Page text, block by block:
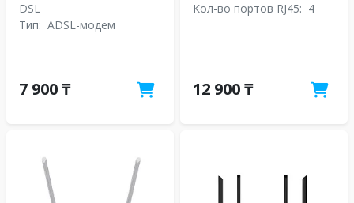
DSL
Тип: ADSL-модем
7 900 ₸
Кол-во портов RJ45: 4
12 900 ₸